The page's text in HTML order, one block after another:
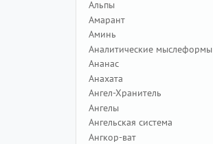
Альпы
Амарант
Аминь
Аналитические мыслеформы
Ананас
Анахата
Ангел-Хранитель
Ангелы
Ангельская система
Ангкор-ват